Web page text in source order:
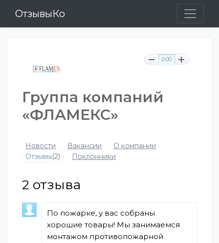
ОтзывыКо
0.00
Группа компаний
«ФЛАМЕКС»
Новости Вакансии
О компании
Отзывы(2) Поклонники
2 отзыва
По пожарке, у вас собраны
хорошие товары! Мы занимаемся
монтажом противопожарной